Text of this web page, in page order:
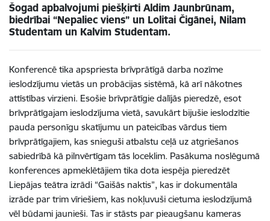
Šogad apbalvojumi piešķirti Aldim Jaunbrūnam,
biedrībai “Nepaliec viens” un Lolitai Čigānei, Nilam
Studentam un Kalvim Studentam.
Konferencē tika apspriesta brīvprātīgā darba nozīme
ieslodzījumu vietās un probācijas sistēmā, kā arī nākotnes
attīstības virzieni. Esošie brīvprātīgie dalījās pieredzē, esot
brīvprātīgajam ieslodzījuma vietā, savukārt bijušie ieslodzītie
pauda personīgu skatījumu un pateicības vārdus tiem
brīvprātīgajiem, kas snieguši atbalstu ceļā uz atgriešanos
sabiedrībā kā pilnvērtīgam tās loceklim. Pasākuma noslēgumā
konferences apmeklētājiem tika dota iespēja pieredzēt
Liepājas teātra izrādi “Gaišās naktis”, kas ir dokumentāla
izrāde par trim vīriešiem, kas nokļuvuši cietuma ieslodzījumā
vēl būdami jaunieši. Tas ir stāsts par pieaugšanu kameras